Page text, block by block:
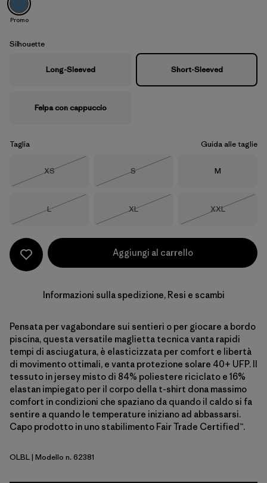
'95 Oval Logo: Shore Blue
Promo
Silhouette
Long-Sleeved Short-Sleeved
Felpa con cappuccio
Taglia Guida alle taglie
Taglia
XS
Taglia
S
Taglia
M
Taglia
L
Taglia
XL
Taglia
XXL
Aggiungi al carrello
Informazioni sulla spedizione, Resi e scambi
Pensata per vagabondare sui sentieri o per giocare a bordo
piscina, questa versatile maglietta tecnica vanta rapidi
tempi di asciugatura, è elasticizzata per comfort e libertà
di movimento ottimali, e vanta protezione solare 40+ UFP. Il
tessuto in jersey misto di 84% poliestere riciclato e 16%
elastan impiegato per il corpo della t-shirt dona massimo
comfort in condizioni che spaziano da quando il caldo si fa
sentire a quando le temperature iniziano ad abbassarsi.
Capo prodotto in uno stabilimento Fair Trade Certified™.
'95 Oval Logo: Shore Blue
OLBL| Modello n. 62381